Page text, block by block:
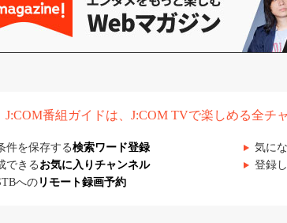
J:COM番組ガイドは、J:COM TVで楽しめる全チ
件を保存する検索ワード登録 気に
できるお気に入りチャンネル 登録
への リモート録画予約